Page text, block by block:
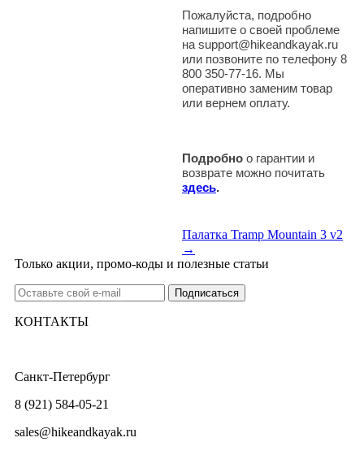
Пожалуйста, подробно
напишите о своей проблеме
на support@hikeandkayak.ru
или позвоните по телефону 8
800 350-77-16. Мы
оперативно заменим товар
или вернем оплату.
Подробно о гарантии и
возврате можно почитать
здесь.
Палатка Tramp Mountain 3 v2
→
Только акции, промо-коды и полезные статьи
КОНТАКТЫ
Санкт-Петербург
8 (921) 584-05-21
sales@hikeandkayak.ru